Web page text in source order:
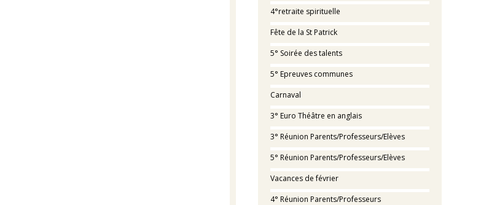
4°retraite spirituelle
Fête de la St Patrick
5° Soirée des talents
5° Epreuves communes
Carnaval
3° Euro Théâtre en anglais
3° Réunion Parents/Professeurs/Elèves
5° Réunion Parents/Professeurs/Elèves
Vacances de février
4° Réunion Parents/Professeurs